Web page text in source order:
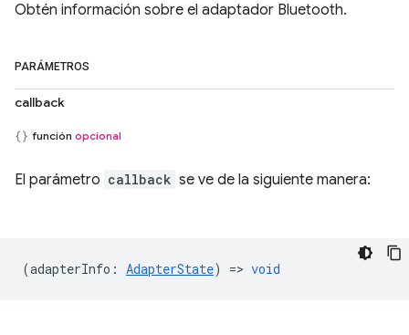
Obtén información sobre el adaptador Bluetooth.
PARÁMETROS
callback
función opcional
El parámetro callback se ve de la siguiente manera:
(adapterInfo : AdapterState) => void